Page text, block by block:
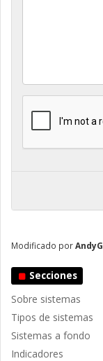
Modificado porAndyG
Secciones
Sobre sistemas
Tipos de sistemas
Sistemas a fondo
Indicadores